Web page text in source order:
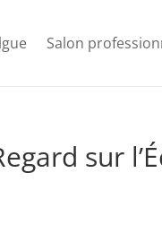
Salon
sur